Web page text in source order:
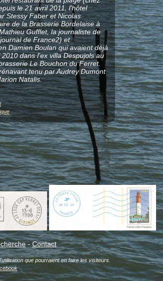
le 21 avril 2011, l'hôtel
Stessy Faber et Nicolas
de la Brasserie Bordelaise à
Gufflet, la journaliste de
de France2) et
Damien Boulan qui avaient déjà
dans l'ex villa Despujols au
Le Bouchon du Ferret.
tenu par Audrey Dumont
Natalis.
-Contact
que pourraient en faire les visiteurs.